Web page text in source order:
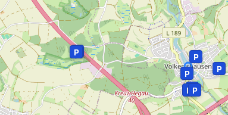
P P
P
P
P
P
P
P